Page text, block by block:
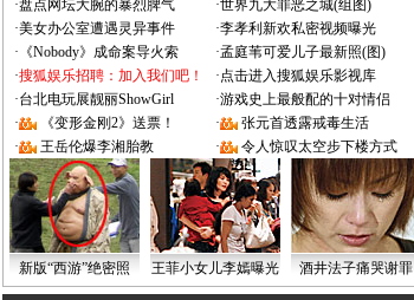
·盘点网坛大腕的暴烈脾气 ·世界九大罪恶之城(组图)
·美女办公室遭遇灵异事件 ·李孝利新欢私密视频曝光
· 《Nobody》成命案导火索 ·孟庭苇可爱儿子最新照(图)
·搜狐娱乐招聘：加入我们吧！ ·点击进入搜狐娱乐影视库
·台北电玩展靓丽ShowGirl ·游戏史上最般配的十对情侣
·
《变形金刚2》送票！ ·
张元首透露戒毒生活
·
王岳伦爆李湘胎教 · 令人惊叹太空步下楼方式
新版“西游”绝密照 王菲小女儿李嫣曝光 酒井法子痛哭谢罪